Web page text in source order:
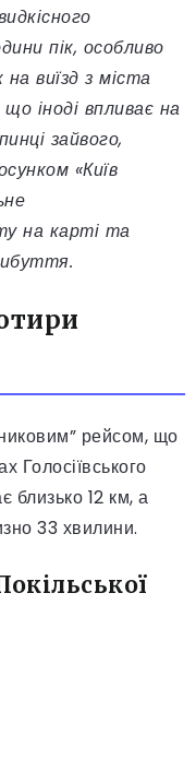
пік, особливо
виїзд з міста
іноді впливає на
зайвого,
«Київ
на карті та
рейсом, що
Голосіївського
близько 12 км, а
33 хвилини.